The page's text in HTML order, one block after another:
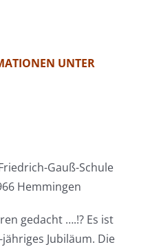
UNTER
Gauß-Schule
Hemmingen
gedacht ….!? Es ist
Jubiläum. Die